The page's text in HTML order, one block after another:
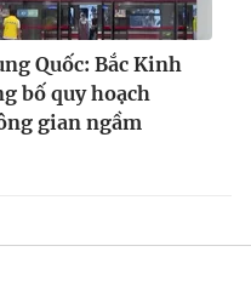
Quốc: Bắc Kinh
bố quy hoạch
gian ngầm